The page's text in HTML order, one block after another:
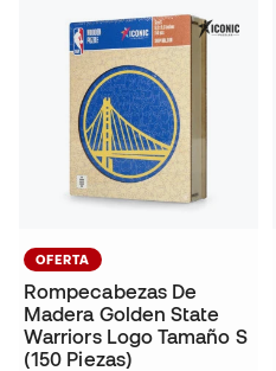
OFERTA
Rompecabezas De
Madera Golden State
Warriors Logo Tamaño S
(150 Piezas)